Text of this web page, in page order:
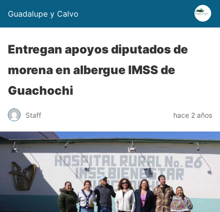
Guadalupe y Calvo
Entregan apoyos diputados de
morena en albergue IMSS de
Guachochi
Staff hace 2 años